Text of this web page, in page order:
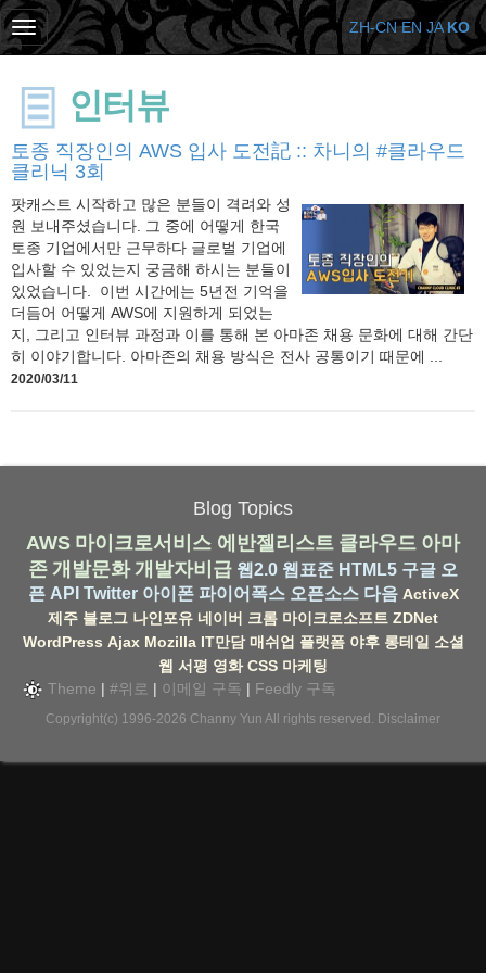
인터뷰
토종 직장인의 AWS 입사 도전記 :: 차니의 #클라우드
클리닉 3회
팟캐스트 시작하고 많은 분들이 격려와 성
원 보내주셨습니다. 그 중에 어떻게 한국
토종 기업에서만 근무하다 글로벌 기업에
입사할 수 있었는지 궁금해 하시는 분들이
있었습니다. 이번 시간에는 5년전 기억을
더듬어 어떻게 AWS에 지원하게 되었는
지, 그리고 인터뷰 과정과 이를 통해 본 아마존 채용 문화에 대해 간단
히 이야기합니다. 아마존의 채용 방식은 전사 공통이기 때문에 ...
2020/03/11
Blog Topics
AWS 마이크로서비스 에반젤리스트 클라우드 아마
존 개발문화 개발자비급 웹2.0 웹표준 HTML5 구글 오
픈 API Twitter 아이폰 파이어폭스 오픈소스 다음 ActiveX
제주 블로그 나인포유 네이버 크롬 마이크로소프트 ZDNet
WordPress Ajax Mozilla IT만담 매쉬업 플랫폼 야후 롱테일 소셜
웹 서평 영화 CSS 마케팅
Theme | #위로 | 이메일 구독 | Feedly 구독
Copyright(c) 1996-2026 Channy Yun All rights reserved. Disclaimer
ZH-CN EN JA KO